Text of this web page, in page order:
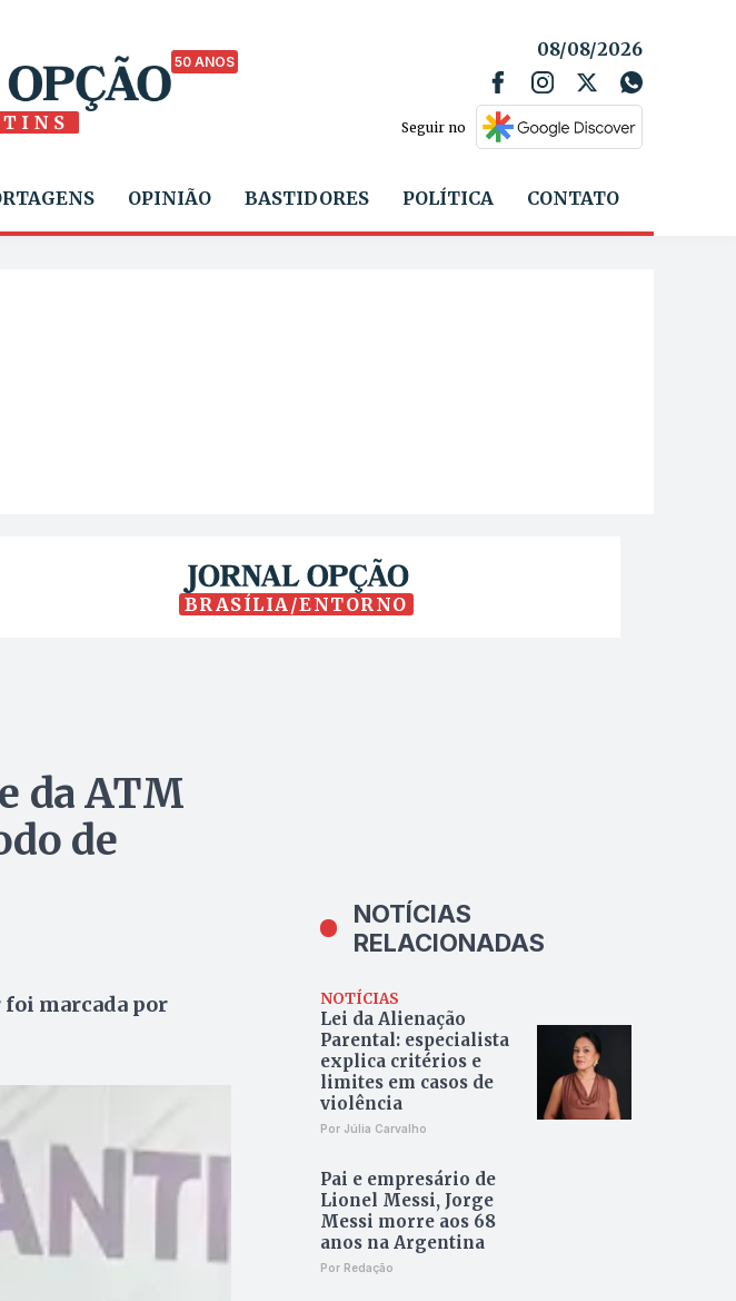
50 ANOS
08/08/2026
Seguir no
OPINIÃO BASTIDORES POLÍTICA CONTATO
BRASÍLIA/ENTORNO
da ATM
de
foi marcada por
NOTÍCIAS
RELACIONADAS
NOTÍCIAS
Lei da Alienação
Parental: especialista
explica critérios e
limites em casos de
violência
Por Júlia Carvalho
Pai e empresário de
Lionel Messi, Jorge
Messi morre aos 68
anos na Argentina
Por Redação